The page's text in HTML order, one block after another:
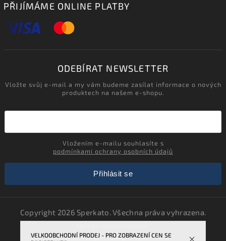
VELKOOBCHODNÍ PRODEJ - PRO ZOBRAZENÍ CEN SE
PŘIJÍMÁME ONLINE PLATBY
ODEBÍRAT NEWSLETTER
Vložte svůj e-mail a my vám budeme zasílat informace o nových
produktech na našem e-shopu.
podmínkami ochrany osobních údajů
Přihlásit se
Copyright 2026 Sperkato. Všechna práva vyhrazena.
VytvořilShoptet| DesignShoptak.cz.